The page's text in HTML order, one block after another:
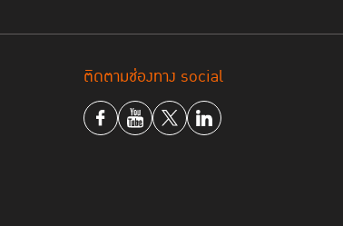
ย
ท์ที่เหยียดเพศอยู่มากที่สุดเมื่อเทียบกับ
ฤติกรรมรุนแรงในโลกออนไลน์ของ
คือการใช้ภาษาที่รุนแรงซึ่งทำร้ายต่อ
ติดตามช่องทาง social